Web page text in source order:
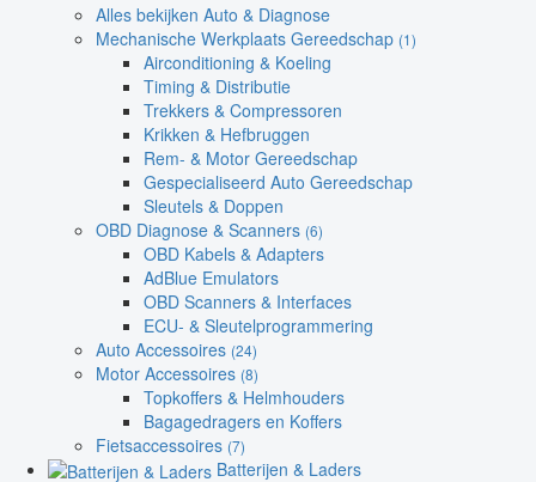
Alles bekijken Auto & Diagnose
Mechanische Werkplaats Gereedschap (1)
Airconditioning & Koeling
Timing & Distributie
Trekkers & Compressoren
Krikken & Hefbruggen
Rem- & Motor Gereedschap
Gespecialiseerd Auto Gereedschap
Sleutels & Doppen
OBD Diagnose & Scanners (6)
OBD Kabels & Adapters
AdBlue Emulators
OBD Scanners & Interfaces
ECU- & Sleutelprogrammering
Auto Accessoires (24)
Motor Accessoires (8)
Topkoffers & Helmhouders
Bagagedragers en Koffers
Fietsaccessoires (7)
Batterijen & Laders